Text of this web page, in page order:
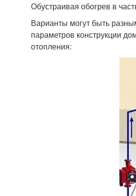
Обустраивая обогрев в
Варианты могут быть
параметров конструкции
отопления: